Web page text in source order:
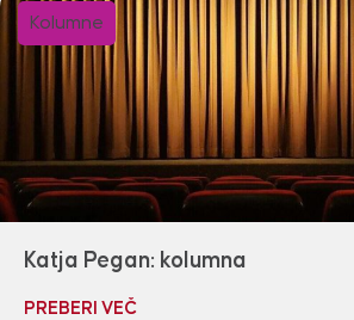
Kolumne
Katja Pegan: kolumna
PREBERI VEČ